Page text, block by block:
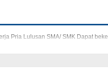
Pria Lulusan SMA/ SMK Dapat